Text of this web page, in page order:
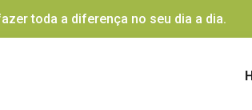
toda a diferença no seu dia a dia.